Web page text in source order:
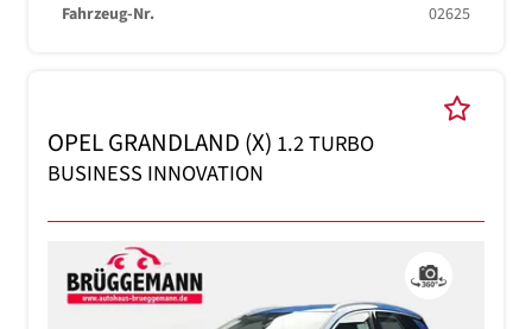
Fahrzeug-Nr. 02625
OPEL GRANDLAND (X) 1.2 TURBO
BUSINESS INNOVATION